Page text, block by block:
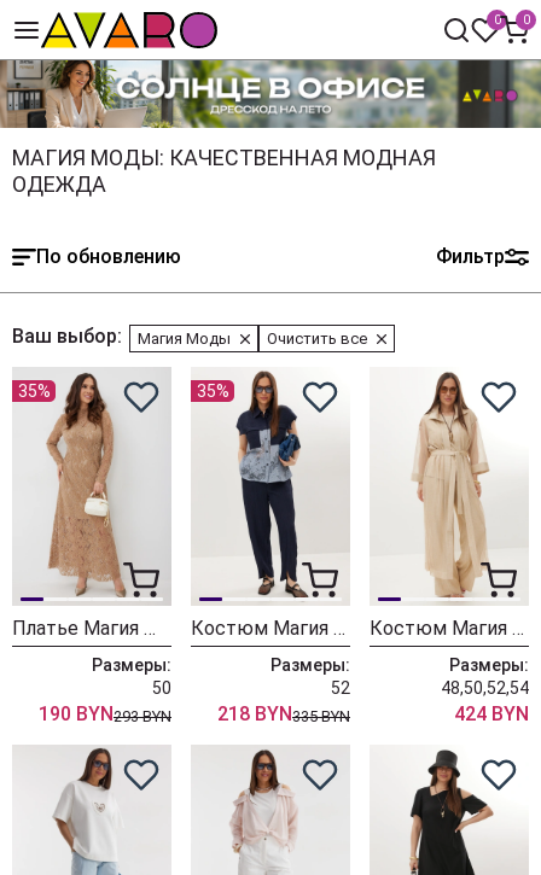
0 0
МАГИЯ МОДЫ: КАЧЕСТВЕННАЯ МОДНАЯ
ОДЕЖДА
По обновлению Фильтр
Ваш выбор: Магия Моды Очистить все
35%
Платье Магия Моды 2670
Размеры:
50
190 BYN293 BYN
35%
Костюм Магия Моды 2713
Размеры:
52
218 BYN335 BYN
Костюм Магия Моды 2731 песочный
Размеры:
48,50,52,54
424 BYN